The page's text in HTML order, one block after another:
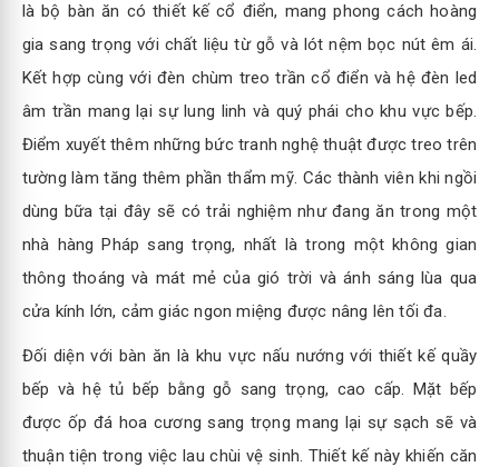
là bộ bàn ăn có thiết kế cổ điển, mang phong cách hoàng
gia sang trọng với chất liệu từ gỗ và lót nệm bọc nút êm ái.
Kết hợp cùng với đèn chùm treo trần cổ điển và hệ đèn led
âm trần mang lại sự lung linh và quý phái cho khu vực bếp.
Điểm xuyết thêm những bức tranh nghệ thuật được treo trên
tường làm tăng thêm phần thẩm mỹ. Các thành viên khi ngồi
dùng bữa tại đây sẽ có trải nghiệm như đang ăn trong một
nhà hàng Pháp sang trọng, nhất là trong một không gian
thông thoáng và mát mẻ của gió trời và ánh sáng lùa qua
cửa kính lớn, cảm giác ngon miệng được nâng lên tối đa.
Đối diện với bàn ăn là khu vực nấu nướng với thiết kế quầy
bếp và hệ tủ bếp bằng gỗ sang trọng, cao cấp. Mặt bếp
được ốp đá hoa cương sang trọng mang lại sự sạch sẽ và
thuận tiện trong việc lau chùi vệ sinh. Thiết kế này khiến căn